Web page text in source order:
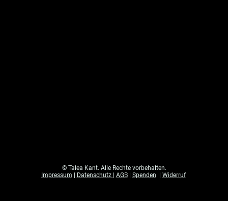
© Talea Kant. Alle Rechte vorbehalten.
Impressum | Datenschutz | AGB| Spenden | Widerruf